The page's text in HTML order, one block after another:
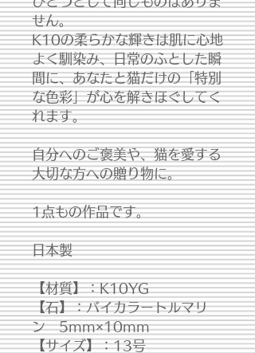
せん。
K10の柔らかな輝きは肌に心地
よく馴染み、日常のふとした瞬
間に、あなたと猫だけの「特別
な色彩」が心を解きほぐしてく
れます。
自分へのご褒美や、猫を愛する
大切な方への贈り物に。
1点もの作品です。
日本製
【材質】：K10YG
【石】：バイカラートルマリ
ン 5mm×10mm
【サイズ】：13号